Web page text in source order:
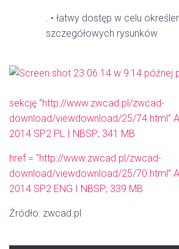
. • łatwy dostęp w celu
szczegółowych rysunków
sekcję “http://www.zwcad.pl/zwcad-
download/viewdownload/25/74.html”
2014 SP2 PL I NBSP; 341 MB
href = “http://www.zwcad.pl/zwcad-
download/viewdownload/25/70.html”
2014 SP2 ENG I NBSP; 339 MB
Źródło: zwcad.pl